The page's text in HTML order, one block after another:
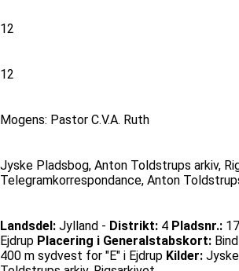
12
12
Mogens: Pastor C.V.A. Ruth
Jyske Pladsbog, Anton Toldstrups arkiv,
Telegramkorrespondance, Anton
Landsdel: Jylland - Distrikt: 4 Pladsnr.:
Ejdrup Placering i Generalstabskort:
400 m sydvest for "E" i Ejdrup Kilder: